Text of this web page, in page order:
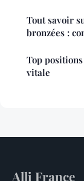
Tout savoir
bronzées :
Top
vitale
Alli France